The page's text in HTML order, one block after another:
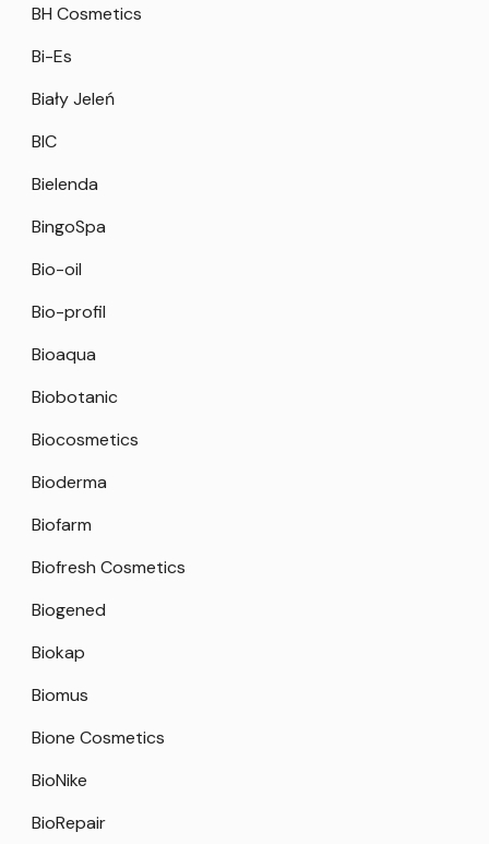
BH Cosmetics
Bi-Es
Biały Jeleń
BIC
Bielenda
BingoSpa
Bio-oil
Bio-profil
Bioaqua
Biobotanic
Biocosmetics
Bioderma
Biofarm
Biofresh Cosmetics
Biogened
Biokap
Biomus
Bione Cosmetics
BioNike
BioRepair